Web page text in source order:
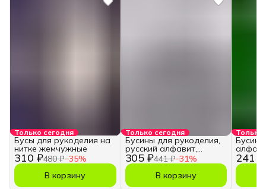
Только сегодня
310 ₽480 ₽−35%
Бусы для рукоделия на
нитке жемчужные
В корзину
Только сегодня
305 ₽441 ₽−31%
Бусины для рукоделия,
русский алфавит,
кубики
В корзину
Только
241 ₽